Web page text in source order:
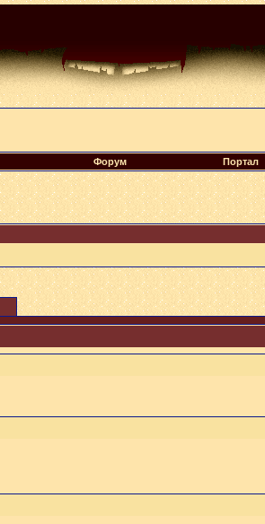
Форум Портал